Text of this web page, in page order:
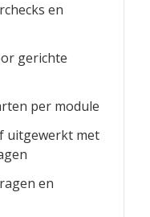
en
gerichte
per module
uitgewerkt met
en